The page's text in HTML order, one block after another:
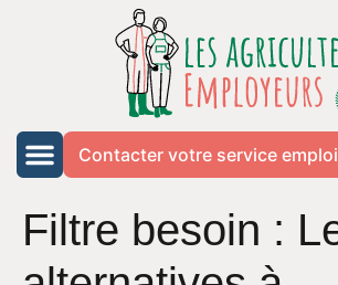
Contacter votre service emploi
Filtre besoin :